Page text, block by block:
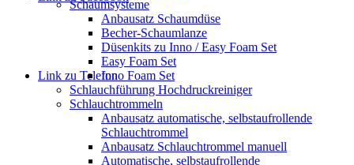
Link zu Telefon
Schaumsysteme
Anbausatz Schaumdüse
Becher-Schaumlanze
Düsenkits zu Inno / Easy Foam Set
Easy Foam Set
Inno Foam Set
Schlauchführung Hochdruckreiniger
Schlauchtrommeln
Anbausatz automatische, selbstaufrollende
Schlauchtrommel
Anbausatz Schlauchtrommel manuell
Automatische, selbstaufrollende